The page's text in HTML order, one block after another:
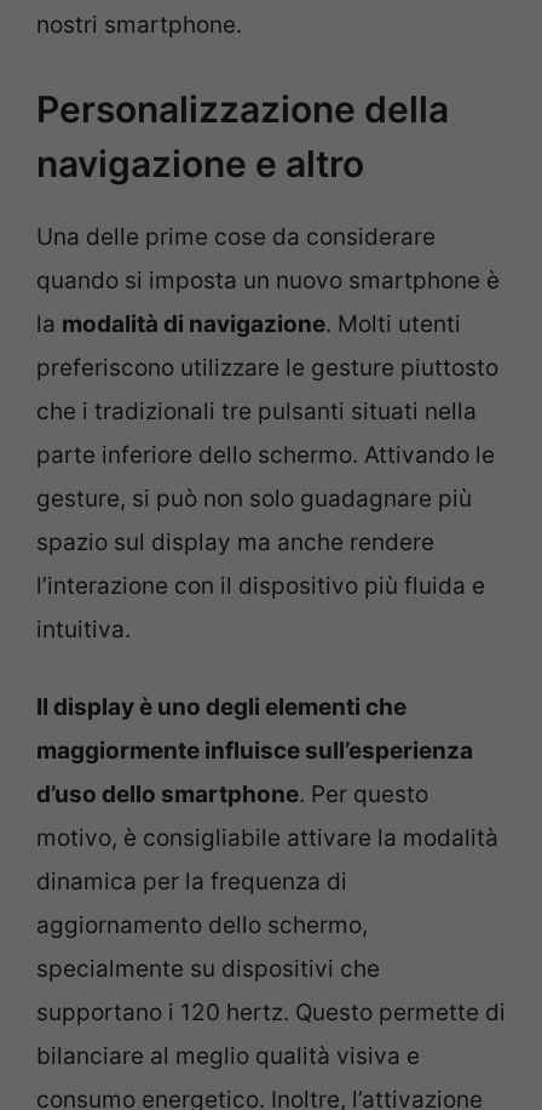
nostri smartphone.
Personalizzazione della
navigazione e altro
Una delle prime cose da considerare
quando si imposta un nuovo smartphone è
la modalità di navigazione. Molti utenti
preferiscono utilizzare le gesture piuttosto
che i tradizionali tre pulsanti situati nella
parte inferiore dello schermo. Attivando le
gesture, si può non solo guadagnare più
spazio sul display ma anche rendere
l’interazione con il dispositivo più fluida e
intuitiva.
Il display è uno degli elementi che
maggiormente influisce sull’esperienza
d’uso dello smartphone. Per questo
motivo, è consigliabile attivare la modalità
dinamica per la frequenza di
aggiornamento dello schermo,
specialmente su dispositivi che
supportano i 120 hertz. Questo permette di
bilanciare al meglio qualità visiva e
consumo energetico. Inoltre, l’attivazione